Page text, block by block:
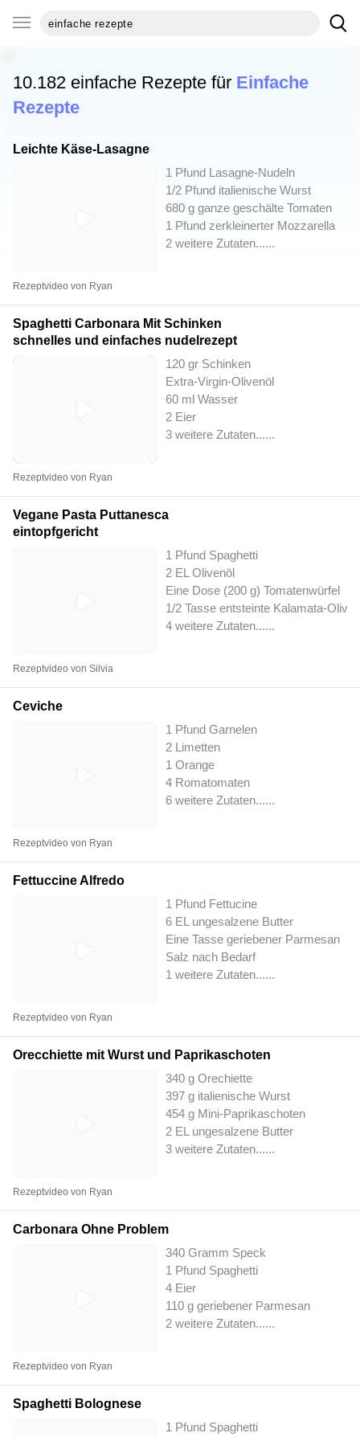
10.182 einfache Rezepte für Einfache
Rezepte
Leichte Käse-Lasagne
1 Pfund Lasagne-Nudeln
1/2 Pfund italienische Wurst
680 g ganze geschälte Tomaten
1 Pfund zerkleinerter Mozzarella
2 weitere Zutaten......
Rezeptvideo von Ryan
Spaghetti Carbonara Mit Schinken
schnelles und einfaches nudelrezept
120 gr Schinken
Extra-Virgin-Olivenöl
60 ml Wasser
2 Eier
3 weitere Zutaten......
Rezeptvideo von Ryan
Vegane Pasta Puttanesca
eintopfgericht
1 Pfund Spaghetti
2 EL Olivenöl
Eine Dose (200 g) Tomatenwürfel
1/2 Tasse entsteinte Kalamata-Oliven
4 weitere Zutaten......
Rezeptvideo von Silvia
Ceviche
1 Pfund Garnelen
2 Limetten
1 Orange
4 Romatomaten
6 weitere Zutaten......
Rezeptvideo von Ryan
Fettuccine Alfredo
1 Pfund Fettucine
6 EL ungesalzene Butter
Eine Tasse geriebener Parmesan
Salz nach Bedarf
1 weitere Zutaten......
Rezeptvideo von Ryan
Orecchiette mit Wurst und Paprikaschoten
340 g Orechiette
397 g italienische Wurst
454 g Mini-Paprikaschoten
2 EL ungesalzene Butter
3 weitere Zutaten......
Rezeptvideo von Ryan
Carbonara Ohne Problem
340 Gramm Speck
1 Pfund Spaghetti
4 Eier
110 g geriebener Parmesan
2 weitere Zutaten......
Rezeptvideo von Ryan
Spaghetti Bolognese
1 Pfund Spaghetti